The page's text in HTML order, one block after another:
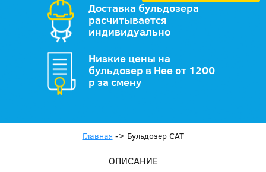
Доставка бульдозера
расчитывается
индивидуально
Низкие цены на
бульдозер в Нее от 1200
р за смену
Главная -> Бульдозер CAT
ОПИСАНИЕ